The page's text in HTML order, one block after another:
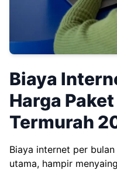
Biaya
Harga
Termurah
Biaya internet per
utama, hampir